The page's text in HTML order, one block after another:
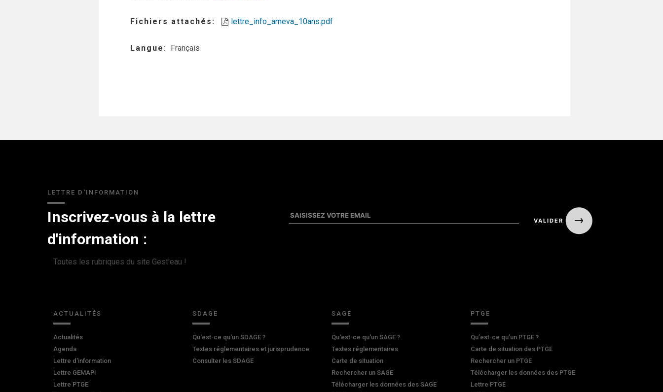
Fichiers attachés lettre_info_ameva_10ans.pdf
Langue Français
LETTRE D'INFORMATION
Inscrivez-vous à la lettre
d'information :
Toutes les rubriques du site Gest'eau !
ACTUALITÉS
Actualités
Agenda
Lettre d'information
Lettre GEMAPI
Lettre PTGE
SDAGE
Qu'est-ce qu'un SDAGE ?
Textes réglementaires et jurisprudence
Consulter les SDAGE
SAGE
Qu'est-ce qu'un SAGE ?
Textes réglementaires
Carte de situation
Rechercher un SAGE
Télécharger les données des SAGE
PTGE
Qu’est-ce qu’un PTGE ?
Carte de situation des PTGE
Rechercher un PTGE
Télécharger les données des PTGE
Lettre PTGE